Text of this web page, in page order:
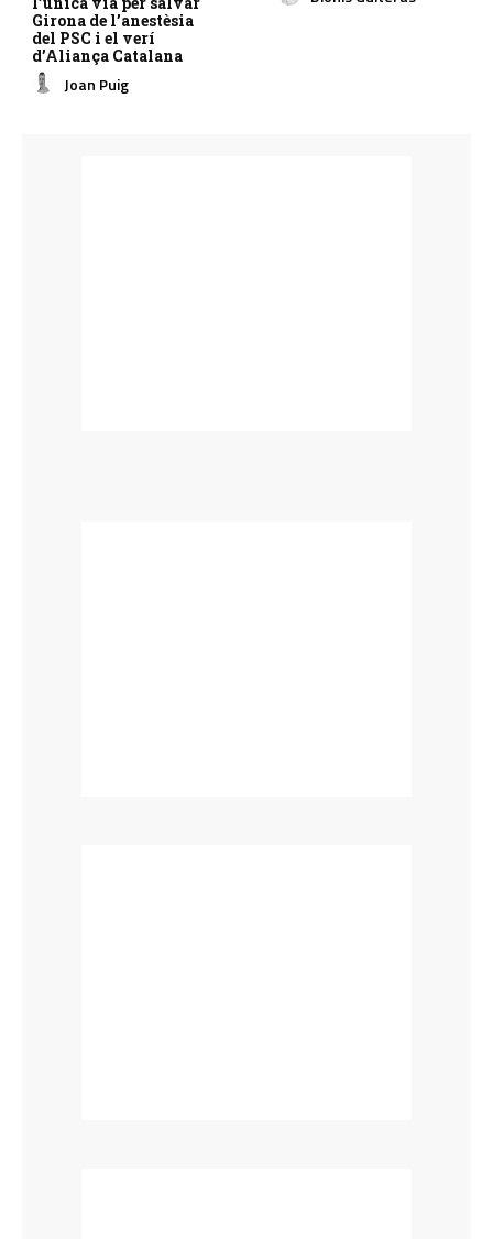
Girona de l’anestèsia
del PSC i el verí
d’Aliança Catalana
Joan Puig